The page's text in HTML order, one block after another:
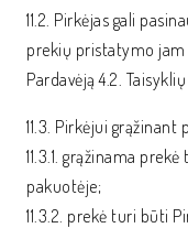
11.2. Pirkėjas gali
prekių pristatymo
Pardavėją 4.2.
11.3. Pirkėjui
11.3.1. grąžinama
pakuotėje;
11.3.2. prekė turi būti